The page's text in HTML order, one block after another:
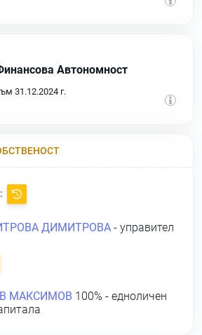
Автономност
31.12.2024 г.
ДИМИТРОВА - управител
МАКСИМОВ 100% - едноличен